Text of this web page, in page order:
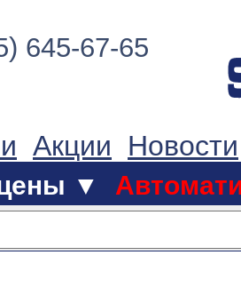
645-67-65
Акции Новости
▼